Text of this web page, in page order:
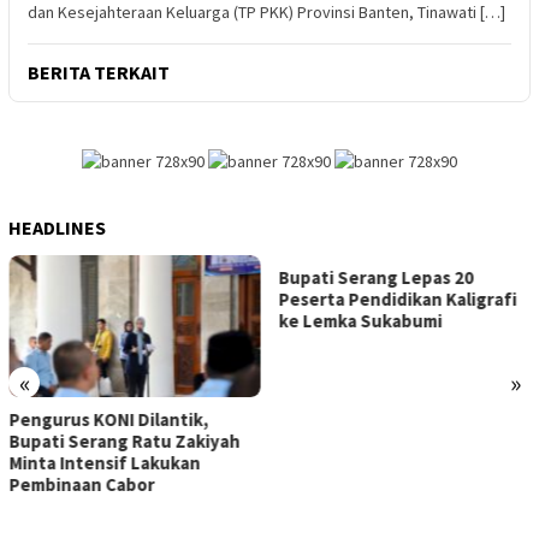
dan Kesejahteraan Keluarga (TP PKK) Provinsi Banten, Tinawati […]
BERITA TERKAIT
HEADLINES
« »
Pengurus KONI Dilantik,
Bupati Serang Ratu Zakiyah
Minta Intensif Lakukan
Pembinaan Cabor
Bupati Serang Lepas 20
Peserta Pendidikan Kaligrafi
ke Lemka Sukabumi